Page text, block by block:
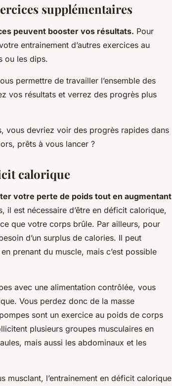
supplémentaires
peuvent booster vos résultats. Pour
entrainement d’autres exercices au
ou les dips.
permettre de travailler l’ensemble des
vos résultats et verrez des progrès plus
vous devriez voir des progrès rapides dans
prêts à vous lancer ?
calorique
votre perte de poids tout en augmentant
il est nécessaire d’être en déficit calorique,
que votre corps brûle. Par ailleurs, pour
d’un surplus de calories. Il peut
prenant du muscle, mais c’est possible
avec une alimentation contrôlée, vous
Vous perdez donc de la masse
sont un exercice au poids de corps
plusieurs groupes musculaires en
mais aussi les abdominaux et les
musclant, l’entrainement en déficit calorique